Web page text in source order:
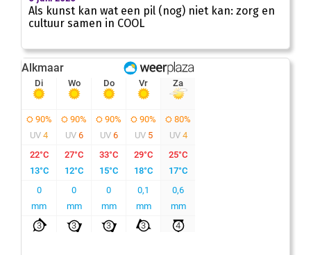
Als kunst kan wat een pil (nog) niet kan: zorg en
cultuur samen in COOL